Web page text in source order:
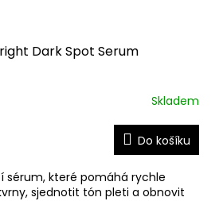
Dark Spot Serum
Skladem
Do košíku
sérum, které pomáhá rychle
sjednotit tón pleti a obnovit